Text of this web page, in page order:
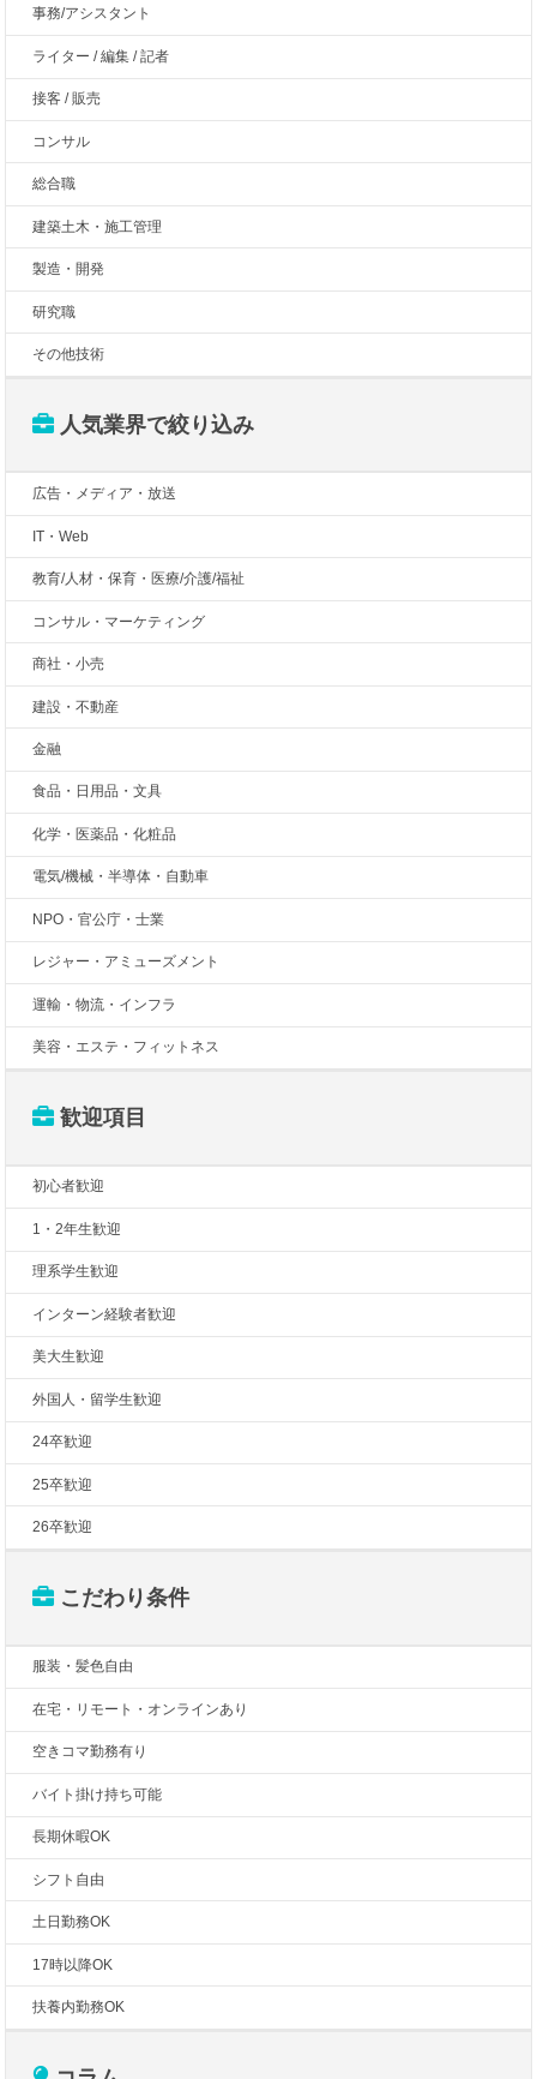
事務/アシスタント
ライター / 編集 / 記者
接客 / 販売
コンサル
総合職
建築土木・施工管理
製造・開発
研究職
その他技術
人気業界で絞り込み
広告・メディア・放送
IT・Web
教育/人材・保育・医療/介護/福祉
コンサル・マーケティング
商社・小売
建設・不動産
金融
食品・日用品・文具
化学・医薬品・化粧品
電気/機械・半導体・自動車
NPO・官公庁・士業
レジャー・アミューズメント
運輸・物流・インフラ
美容・エステ・フィットネス
歓迎項目
初心者歓迎
1・2年生歓迎
理系学生歓迎
インターン経験者歓迎
美大生歓迎
外国人・留学生歓迎
24卒歓迎
25卒歓迎
26卒歓迎
こだわり条件
服装・髪色自由
在宅・リモート・オンラインあり
空きコマ勤務有り
バイト掛け持ち可能
長期休暇OK
シフト自由
土日勤務OK
17時以降OK
扶養内勤務OK